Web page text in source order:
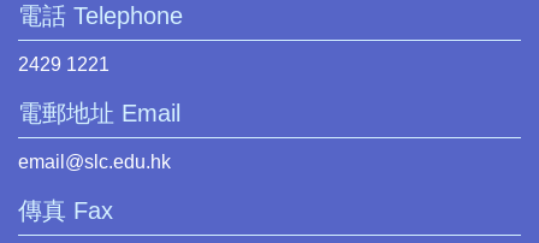
電話 Telephone
2429 1221
電郵地址 Email
email@slc.edu.hk
傳真 Fax